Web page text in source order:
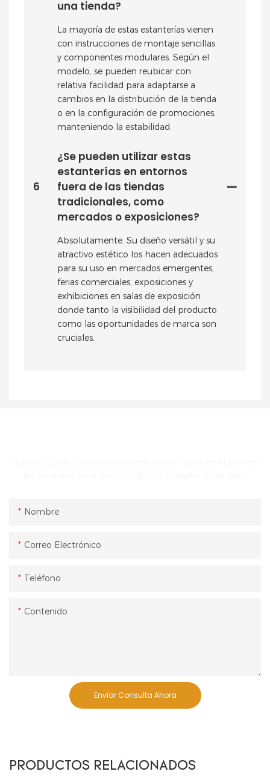
una tienda?
La mayoría de estas estanterías vienen
con instrucciones de montaje sencillas
y componentes modulares. Según el
modelo, se pueden reubicar con
relativa facilidad para adaptarse a
cambios en la distribución de la tienda
o en la configuración de promociones,
manteniendo la estabilidad.
6
¿Se pueden utilizar estas
estanterías en entornos
fuera de las tiendas
tradicionales, como
mercados o exposiciones?
Absolutamente. Su diseño versátil y su
atractivo estético los hacen adecuados
para su uso en mercados emergentes,
ferias comerciales, exposiciones y
exhibiciones en salas de exposición
donde tanto la visibilidad del producto
como las oportunidades de marca son
cruciales.
Nombre
Correo Electrónico
Teléfono
Contenido
Enviar Consulta Ahora
PRODUCTOS RELACIONADOS